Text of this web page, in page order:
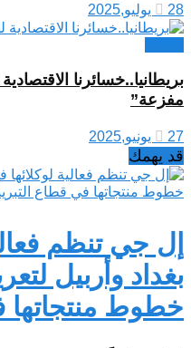
28 يوليو,2025
بريطانيا..خسائرنا
مفزعة”
27 يونيو,2025
قد يهمك
إل جي تنظم
بغداد وأربيل
خطوط منتجاتها